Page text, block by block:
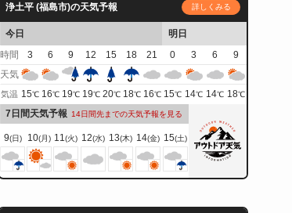
浄土平 (福島市)の天気予報 詳しくみる
今日
明日
時間
3 6 9 12 15 18 21 0 3 6
9
天気
気温 15℃ 16℃ 19℃ 19℃ 20℃ 18℃ 16℃ 15℃ 14℃ 14℃ 18℃
7日間天気予報 14日間先までの天気予報を見る
9(日) 10(月) 11(火) 12(水) 13(木) 14(金) 15(土)